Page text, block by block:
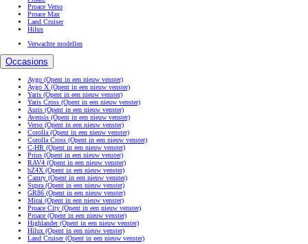
Proace Verso
Proace Max
Land Cruiser
Hilux
Verwachte modellen
Occasions
Aygo (Opent in een nieuw venster)
Aygo X (Opent in een nieuw venster)
Yaris (Opent in een nieuw venster)
Yaris Cross (Opent in een nieuw venster)
Auris (Opent in een nieuw venster)
Avensis (Opent in een nieuw venster)
Verso (Opent in een nieuw venster)
Corolla (Opent in een nieuw venster)
Corolla Cross (Opent in een nieuw venster)
C-HR (Opent in een nieuw venster)
Prius (Opent in een nieuw venster)
RAV4 (Opent in een nieuw venster)
bZ4X (Opent in een nieuw venster)
Camry (Opent in een nieuw venster)
Supra (Opent in een nieuw venster)
GR86 (Opent in een nieuw venster)
Mirai (Opent in een nieuw venster)
Proace City (Opent in een nieuw venster)
Proace (Opent in een nieuw venster)
Highlander(Opent in een nieuw venster)
Hilux (Opent in een nieuw venster)
Land Cruiser(Opent in een nieuw venster)